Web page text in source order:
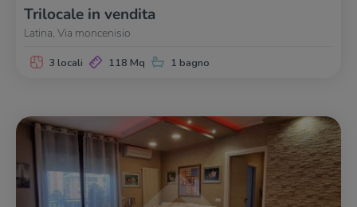
Trilocale in vendita
Latina, Via moncenisio
3 locali 118 Mq 1 bagno